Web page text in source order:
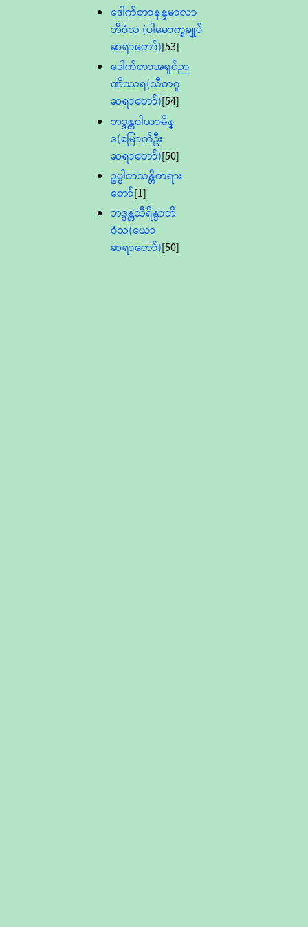
ဒေါက်တာနန္ဒမာလာ
ဘိဝံသ (ပါမောက္ခချုပ်
ဆရာတော်)[53]
ဒေါက်တာအရှင်ဉာ
ဏိဿရ(သီတဂူ
ဆရာတော်)[54]
ဘဒ္ဒန္တဝါယာမိန္
ဒ(မြောက်ဦး
ဆရာတော်)[50]
ဥပ္ပါတသန္တိတရား
တော်[1]
ဘဒ္ဒန္တသီရိန္ဒာဘိ
ဝံသ(ယော
ဆရာတော်)[50]